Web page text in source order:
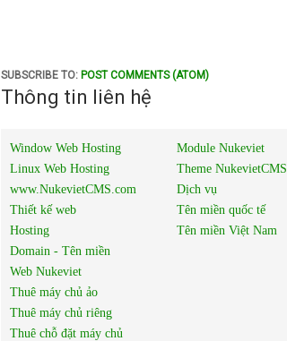
SUBSCRIBE TO: POST COMMENTS (ATOM)
Thông tin liên hệ
Window Web Hosting
Linux Web Hosting
www.NukevietCMS.com
Thiết kế web
Hosting
Domain - Tên miền
Web Nukeviet
Thuê máy chủ ảo
Thuê máy chủ riêng
Thuê chỗ đặt máy chủ
Module Nukeviet
Theme NukevietCMS
Dịch vụ
Tên miền quốc tế
Tên miền Việt Nam